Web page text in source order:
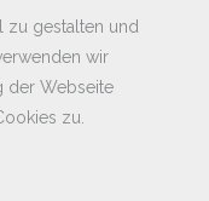
zu gestalten und
wir
der Webseite
zu.